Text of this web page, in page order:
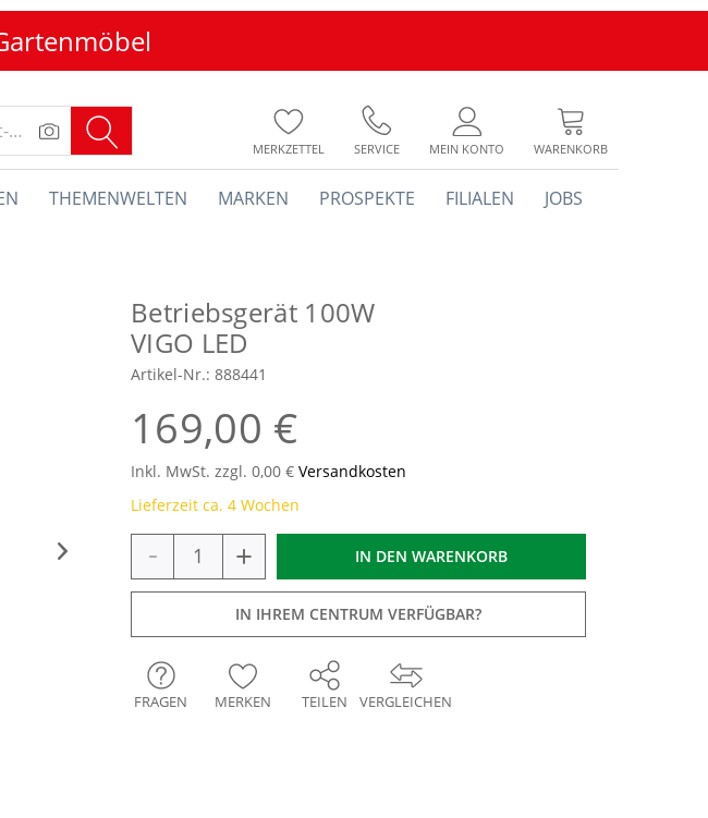
MERKZETTEL SERVICE MEIN KONTO WARENKORB
THEMENWELTEN MARKEN PROSPEKTE FILIALEN JOBS
Betriebsgerät 100W
VIGO LED
Artikel-Nr.: 888441
169,00 €
Inkl. MwSt. zzgl. 0,00 € Versandkosten
Lieferzeit ca. 4 Wochen
- + IN DEN WARENKORB
IN IHREM CENTRUM VERFÜGBAR?
VERGLEICHEN
FRAGEN MERKEN TEILEN